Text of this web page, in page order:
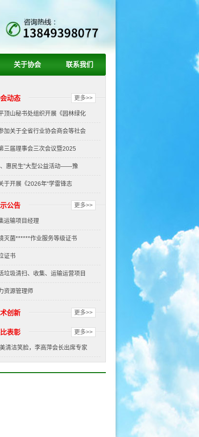
关于协会 联系我们
更多>>
动态
顶山秘书处组织开展《园林绿化
加关于全省行业协会商会等社会
三届理事会三次会议暨2025
、惠民生”大型公益活动——豫
于开展《2026年“学雷锋志
更多>>
公告
运输项目经理
灭菌******作业服务等级证书
证书
垃圾清扫、收集、运输运营项目
资源管理师
更多>>
创新
更多>>
表彰
清洁笑脸，李高萍会长出席专家